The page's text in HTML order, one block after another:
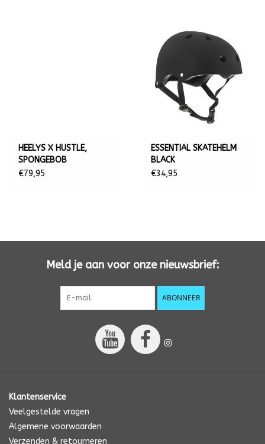
HEELYS X HUSTLE,
SPONGEBOB
€79,95
ESSENTIAL SKATEHELM
BLACK
€34,95
Meld je aan voor onze nieuwsbrief:
ABONNEER
Klantenservice
Veelgestelde vragen
Algemene voorwaarden
Verzenden & retourneren